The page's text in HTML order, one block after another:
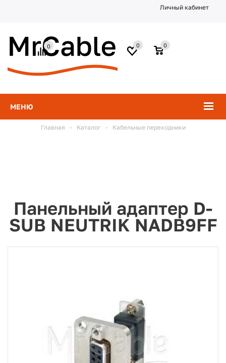
Личный кабинет
МЕНЮ
0
0
0
Главная - Каталог - Кабельные переходники
Панельный адаптер D-
SUB NEUTRIK NADB9FF